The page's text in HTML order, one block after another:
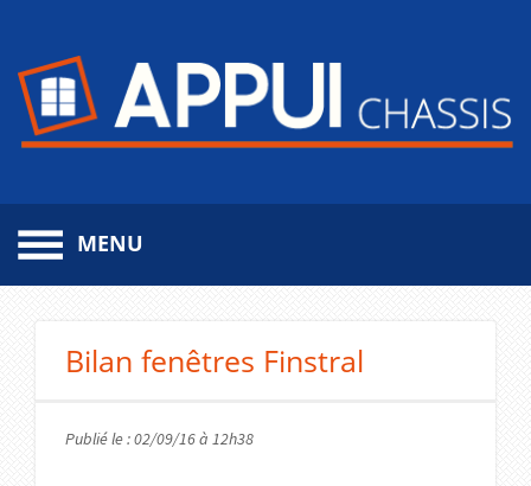
MENU
contenu
principalBilan fenêtres Finstral
Publié le : 02/09/16 à 12h38